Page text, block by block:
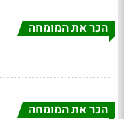
הכר את המומחה
הכר את המומחה